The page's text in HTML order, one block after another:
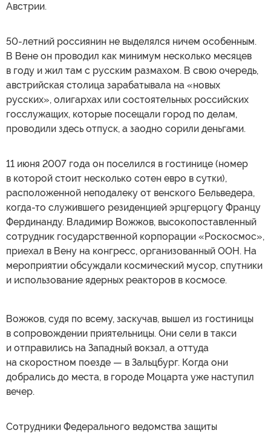
Австрии.
50-летний россиянин не выделялся ничем особенным.
В Вене он проводил как минимум несколько месяцев
в году и жил там с русским размахом. В свою очередь,
австрийская столица зарабатывала на «новых
русских», олигархах или состоятельных российских
госслужащих, которые посещали город по делам,
проводили здесь отпуск, а заодно сорили деньгами.
11 июня 2007 года он поселился в гостинице (номер
в которой стоит несколько сотен евро в сутки),
расположенной неподалеку от венского Бельведера,
когда-то служившего резиденцией эрцгерцогу Францу
Фердинанду. Владимир Вожжов, высокопоставленный
сотрудник государственной корпорации «Роскосмос»,
приехал в Вену на конгресс, организованный ООН. На
мероприятии обсуждали космический мусор, спутники
и использование ядерных реакторов в космосе.
Вожжов, судя по всему, заскучав, вышел из гостиницы
в сопровождении приятельницы. Они сели в такси
и отправились на Западный вокзал, а оттуда
на скоростном поезде — в Зальцбург. Когда они
добрались до места, в городе Моцарта уже наступил
вечер.
Сотрудники Федерального ведомства защиты